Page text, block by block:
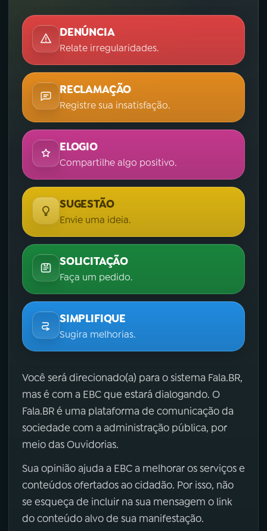
DENÚNCIA
Relate irregularidades.
RECLAMAÇÃO
Registre sua insatisfação.
ELOGIO
Compartilhe algo positivo.
SUGESTÃO
Envie uma ideia.
SOLICITAÇÃO
Faça um pedido.
SIMPLIFIQUE
Sugira melhorias.
Você será direcionado(a) para o sistema Fala.BR,
mas é com a EBC que estará dialogando. O
Fala.BR é uma plataforma de comunicação da
sociedade com a administração pública, por
meio das Ouvidorias.
Sua opinião ajuda a EBC a melhorar os serviços e
conteúdos ofertados ao cidadão. Por isso, não
se esqueça de incluir na sua mensagem o link
do conteúdo alvo de sua manifestação.